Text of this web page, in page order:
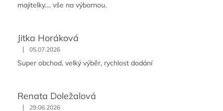
majitelky.... vše na výbornou.
Jitka Horáková
| 05.07.2026
Super obchod, velký výběr, rychlost dodání
Renata Doležalová
| 29.06.2026